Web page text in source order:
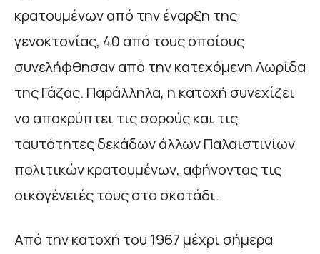
κρατουμένων από την έναρξη της
γενοκτονίας, 40 από τους οποίους
συνελήφθησαν από την κατεχόμενη Λωρίδα
της Γάζας. Παράλληλα, η κατοχή συνεχίζει
να αποκρύπτει τις σορούς και τις
ταυτότητες δεκάδων άλλων Παλαιστινίων
πολιτικών κρατουμένων, αφήνοντας τις
οικογένειές τους στο σκοτάδι.
Από την κατοχή του 1967 μέχρι σήμερα